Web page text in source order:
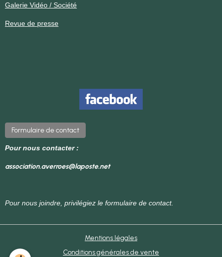
Galerie Vidéo / Société
Revue de presse
Formulaire de contact
Pour nous contacter :
association.averroes@laposte.net
Pour nous joindre, privilégiez le formulaire de contact.
Mentions légales
Conditions générales de vente